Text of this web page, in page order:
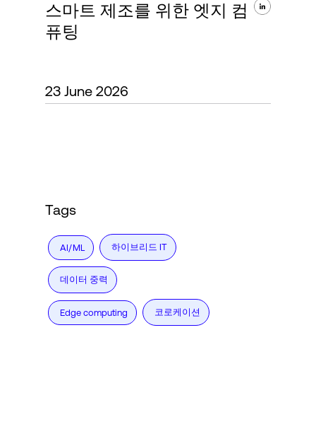
전문성 및 리소스
스마트 제조를 위한 엣지 컴
퓨팅
23 June 2026
Tags
AI/ML 하이브리드 IT
데이터 중력
Edge computing 코로케이션